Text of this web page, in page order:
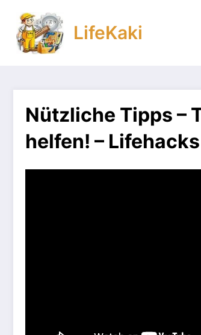
Inhalt
springen
LifeKaki
Nützliche Tipps –
helfen! – Lifehacks